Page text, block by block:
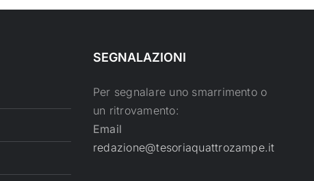
SEGNALAZIONI
Per segnalare uno smarrimento o
un ritrovamento:
Email
redazione@tesoriaquattrozampe.it